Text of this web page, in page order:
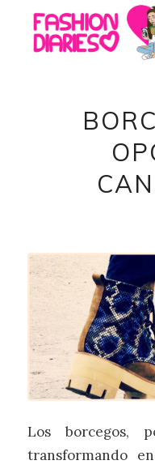
Los borcegos,
transformando